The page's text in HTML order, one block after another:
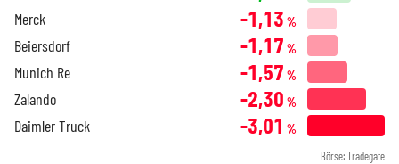
Merck -1,13 %
Beiersdorf -1,17 %
Munich Re -1,57 %
Zalando -2,30 %
Daimler Truck -3,01 %
Börse: Tradegate